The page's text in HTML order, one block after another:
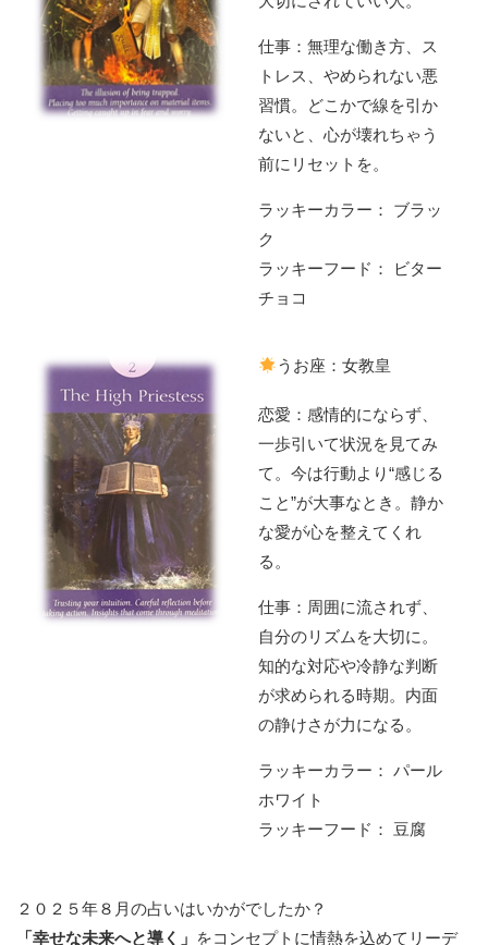
仕事：無理な働き方、ス
トレス、やめられない悪
習慣。どこかで線を引か
ないと、心が壊れちゃう
前にリセットを。
ラッキーカラー： ブラッ
ク
ラッキーフード： ビター
チョコ
うお座：女教皇
恋愛：感情的にならず、
一歩引いて状況を見てみ
て。今は行動より“感じる
こと”が大事なとき。静か
な愛が心を整えてくれ
る。
仕事：周囲に流されず、
自分のリズムを大切に。
知的な対応や冷静な判断
が求められる時期。内面
の静けさが力になる。
ラッキーカラー： パール
ホワイト
ラッキーフード： 豆腐
２０２５年８月の占いはいかがでしたか？
「幸せな未来へと導く」 をコンセプトに情熱を込めてリーデ